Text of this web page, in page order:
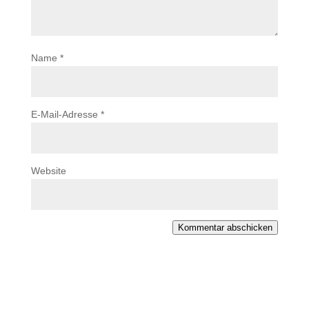
Name *
E-Mail-Adresse *
Website
Kommentar abschicken